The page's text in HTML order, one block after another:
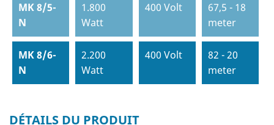
MK 8/5-
N
1.800
Watt
400 Volt
67,5 - 18
meter
MK 8/6-
N
2.200
Watt
400 Volt
82 - 20
meter
DÉTAILS DU PRODUIT